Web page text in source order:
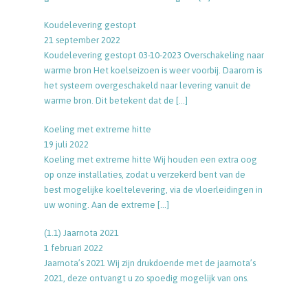
Koudelevering gestopt
21 september 2022
Koudelevering gestopt 03-10-2023 Overschakeling naar
warme bron Het koelseizoen is weer voorbij. Daarom is
het systeem overgeschakeld naar levering vanuit de
warme bron. Dit betekent dat de […]
Koeling met extreme hitte
19 juli 2022
Koeling met extreme hitte Wij houden een extra oog
op onze installaties, zodat u verzekerd bent van de
best mogelijke koeltelevering, via de vloerleidingen in
uw woning. Aan de extreme […]
(1.1) Jaarnota 2021
1 februari 2022
Jaarnota’s 2021 Wij zijn drukdoende met de jaarnota’s
2021, deze ontvangt u zo spoedig mogelijk van ons.